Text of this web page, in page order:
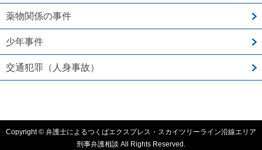
薬物関係の事件
少年事件
交通犯罪（人身事故）
Copyright © 弁護士によるつくばエクスプレス・スカイツリーライン沿線エリア
刑事弁護相談 All Rights Reserved.